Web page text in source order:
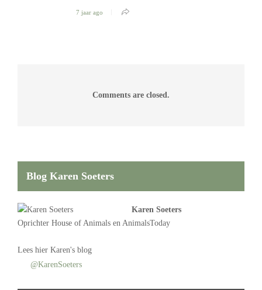
7 jaar ago
Comments are closed.
Blog Karen Soeters
Karen Soeters
Oprichter House of Animals en AnimalsToday
Lees hier Karen's blog
@KarenSoeters